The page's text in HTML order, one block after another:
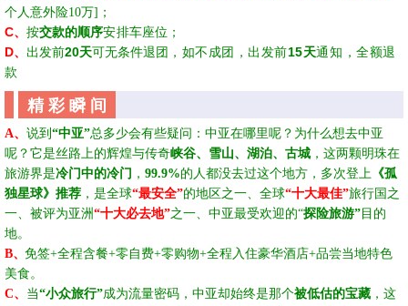
个人意外险10万] ；
C、 按交款的顺序安排车座位；
D、 出发前20天可无条件退团 ， 如不成团，出发前15天通知，全额退
款
精 彩 瞬 间
A、 说到 “中亚”总多少会有些疑问：中亚在哪里呢？为什么想去中亚
呢？它是丝路上的辉煌与传奇峡谷、雪山、湖泊、古城 ，这两颗明珠在
旅游界是冷门中的冷门 ， 99.9%的人都没去过这个地方，多次登上 《孤
独星球》推荐 ，是全球“最安全”的地区之一、全球“十大最佳”旅行国之
一、被评为亚洲“十大必去地”之一、中亚最受欢迎的“探险旅游” 目的
地。
B、免签+全程含餐+零自费+零购物+全程入住豪华酒店+品尝当地特色
美食。
C、 当“小众旅行”成为流量密码，中亚却始终是那个被低估的宝藏，这